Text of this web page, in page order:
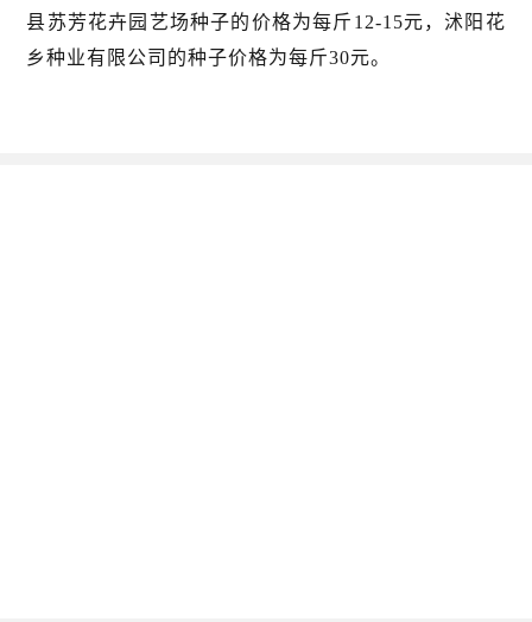
县苏芳花卉园艺场种子的价格为每斤12-15元，沭阳花
乡种业有限公司的种子价格为每斤30元。